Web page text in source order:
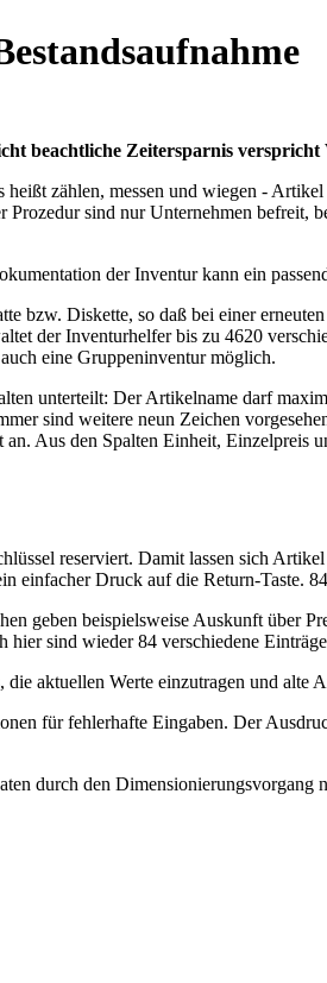
beachtliche Zeitersparnis
zählen, messen und wiegen -
sind nur Unternehmen befreit,
der Inventur kann ein
Diskette, so daß bei einer
der Inventurhelfer bis zu 4620
eine Gruppeninventur möglich.
unterteilt: Der Artikelname darf
sind weitere neun Zeichen
Aus den Spalten Einheit, Einzelpreis
reserviert. Damit lassen sich
einfacher Druck auf die Return-Taste.
geben beispielsweise Auskunft über
sind wieder 84 verschiedene
aktuellen Werte einzutragen und alte
für fehlerhafte Eingaben. Der
durch den